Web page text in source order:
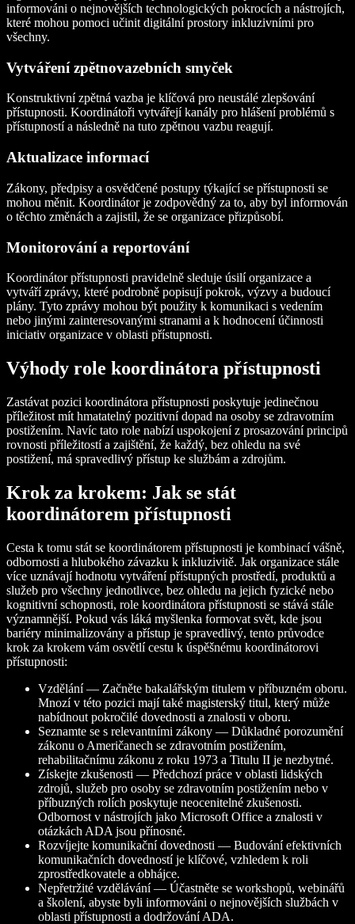
informováni o nejnovějších technologických pokrocích a nástrojích,
které mohou pomoci učinit digitální prostory inkluzivními pro
všechny.
Vytváření zpětnovazebních smyček
Konstruktivní zpětná vazba je klíčová pro neustálé zlepšování
přístupnosti. Koordinátoři vytvářejí kanály pro hlášení problémů s
přístupností a následně na tuto zpětnou vazbu reagují.
Aktualizace informací
Zákony, předpisy a osvědčené postupy týkající se přístupnosti se
mohou měnit. Koordinátor je zodpovědný za to, aby byl informován
o těchto změnách a zajistil, že se organizace přizpůsobí.
Monitorování a reportování
Koordinátor přístupnosti pravidelně sleduje úsilí organizace a
vytváří zprávy, které podrobně popisují pokrok, výzvy a budoucí
plány. Tyto zprávy mohou být použity k komunikaci s vedením
nebo jinými zainteresovanými stranami a k hodnocení účinnosti
iniciativ organizace v oblasti přístupnosti.
Výhody role koordinátora přístupnosti
Zastávat pozici koordinátora přístupnosti poskytuje jedinečnou
příležitost mít hmatatelný pozitivní dopad na osoby se zdravotním
postižením. Navíc tato role nabízí uspokojení z prosazování principů
rovnosti příležitostí a zajištění, že každý, bez ohledu na své
postižení, má spravedlivý přístup ke službám a zdrojům.
Krok za krokem: Jak se stát
koordinátorem přístupnosti
Cesta k tomu stát se koordinátorem přístupnosti je kombinací vášně,
odbornosti a hlubokého závazku k inkluzivitě. Jak organizace stále
více uznávají hodnotu vytváření přístupných prostředí, produktů a
služeb pro všechny jednotlivce, bez ohledu na jejich fyzické nebo
kognitivní schopnosti, role koordinátora přístupnosti se stává stále
významnější. Pokud vás láká myšlenka formovat svět, kde jsou
bariéry minimalizovány a přístup je spravedlivý, tento průvodce
krok za krokem vám osvětlí cestu k úspěšnému koordinátorovi
přístupnosti:
Vzdělání — Začněte bakalářským titulem v příbuzném oboru.
Mnozí v této pozici mají také magisterský titul, který může
nabídnout pokročilé dovednosti a znalosti v oboru.
Seznamte se s relevantními zákony — Důkladné porozumění
zákonu o Američanech se zdravotním postižením,
rehabilitačnímu zákonu z roku 1973 a Titulu II je nezbytné.
Získejte zkušenosti — Předchozí práce v oblasti lidských
zdrojů, služeb pro osoby se zdravotním postižením nebo v
příbuzných rolích poskytuje neocenitelné zkušenosti.
Odbornost v nástrojích jako Microsoft Office a znalosti v
otázkách ADA jsou přínosné.
Rozvíjejte komunikační dovednosti — Budování efektivních
komunikačních dovedností je klíčové, vzhledem k roli
zprostředkovatele a obhájce.
Nepřetržité vzdělávání — Účastněte se workshopů, webinářů
a školení, abyste byli informováni o nejnovějších službách v
oblasti přístupnosti a dodržování ADA.